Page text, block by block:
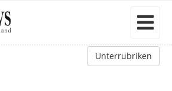
Unterrubriken